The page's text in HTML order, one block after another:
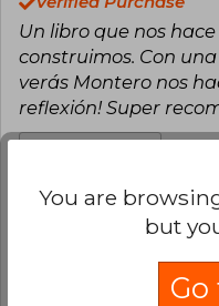
Un libro que nos
construimos. Con
verás Montero nos
reflexión! Super
This review is
Have you read this
You are
but
Go